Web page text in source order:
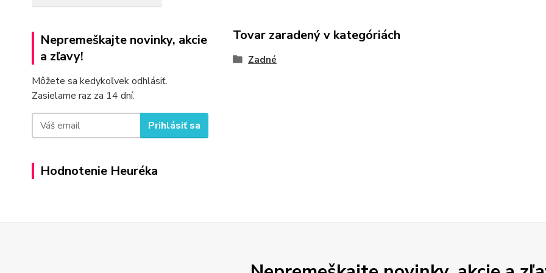
Nepremeškajte novinky, akcie
a zľavy!
Môžete sa kedykoľvek odhlásiť.
Zasielame raz za 14 dní.
Prihlásiť sa
Hodnotenie Heuréka
Tovar zaradený v kategóriách
Zadné